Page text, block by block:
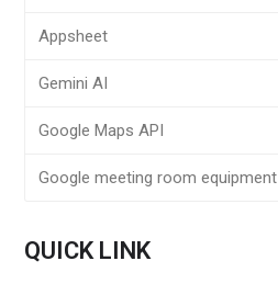
Appsheet
Gemini AI
Google Maps API
Google meeting room equipment
QUICK LINK